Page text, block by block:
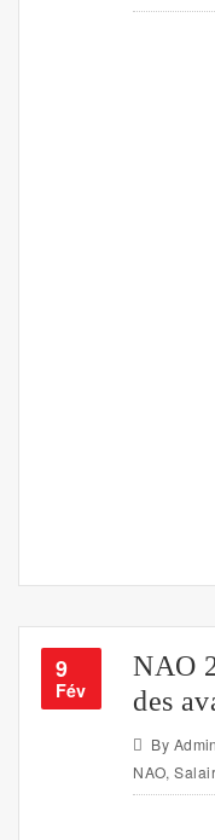
9
Fév
NAO
des
By
NAO,